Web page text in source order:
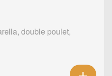
double poulet,